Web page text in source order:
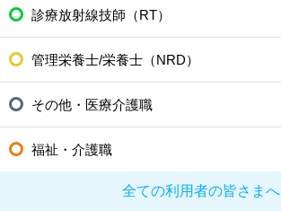
診療放射線技師（RT）
管理栄養士/栄養士（NRD）
その他・医療介護職
福祉・介護職
全ての利用者の皆さまへ